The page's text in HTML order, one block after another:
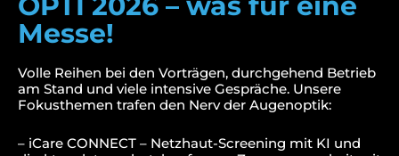
Messe!
Volle Reihen bei den Vorträgen, durchgehend Betrieb
am Stand und viele intensive Gespräche. Unsere
Fokusthemen trafen den Nerv der Augenoptik:
– iCare CONNECT – Netzhaut-Screening mit KI und